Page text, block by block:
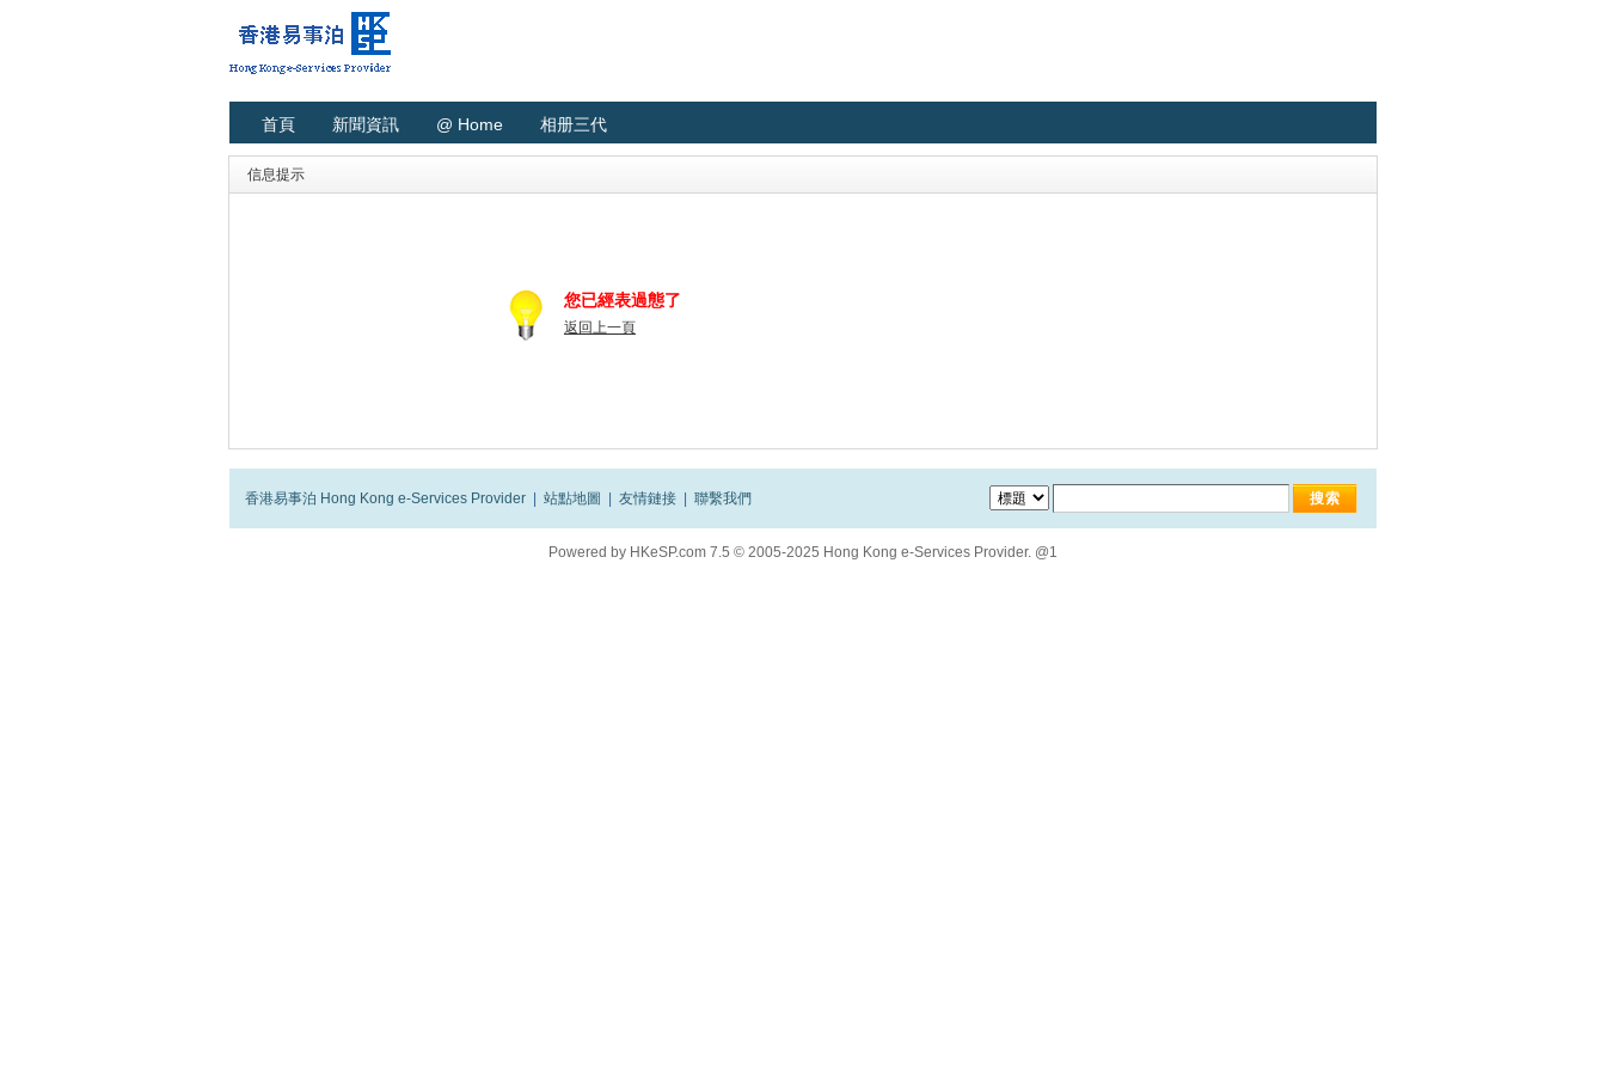
首頁 新聞資訊 @ Home 相册三代
信息提示
您已經表過態了
返回上一頁
香港易事泊 Hong Kong e-Services Provider 站點地圖 友情鏈接 聯繫我們
Powered by HKeSP.com 7.5 © 2005-2025 Hong Kong e-Services Provider. @1